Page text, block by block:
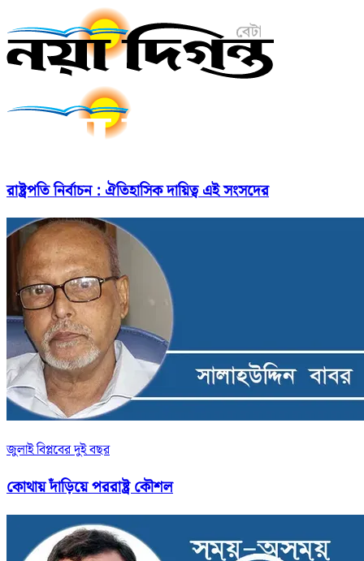
রাষ্ট্রপতি নির্বাচন : ঐতিহাসিক দায়িত্ব এই সংসদের
জুলাই বিপ্লবের দুই বছর
কোথায় দাঁড়িয়ে পররাষ্ট্র কৌশল